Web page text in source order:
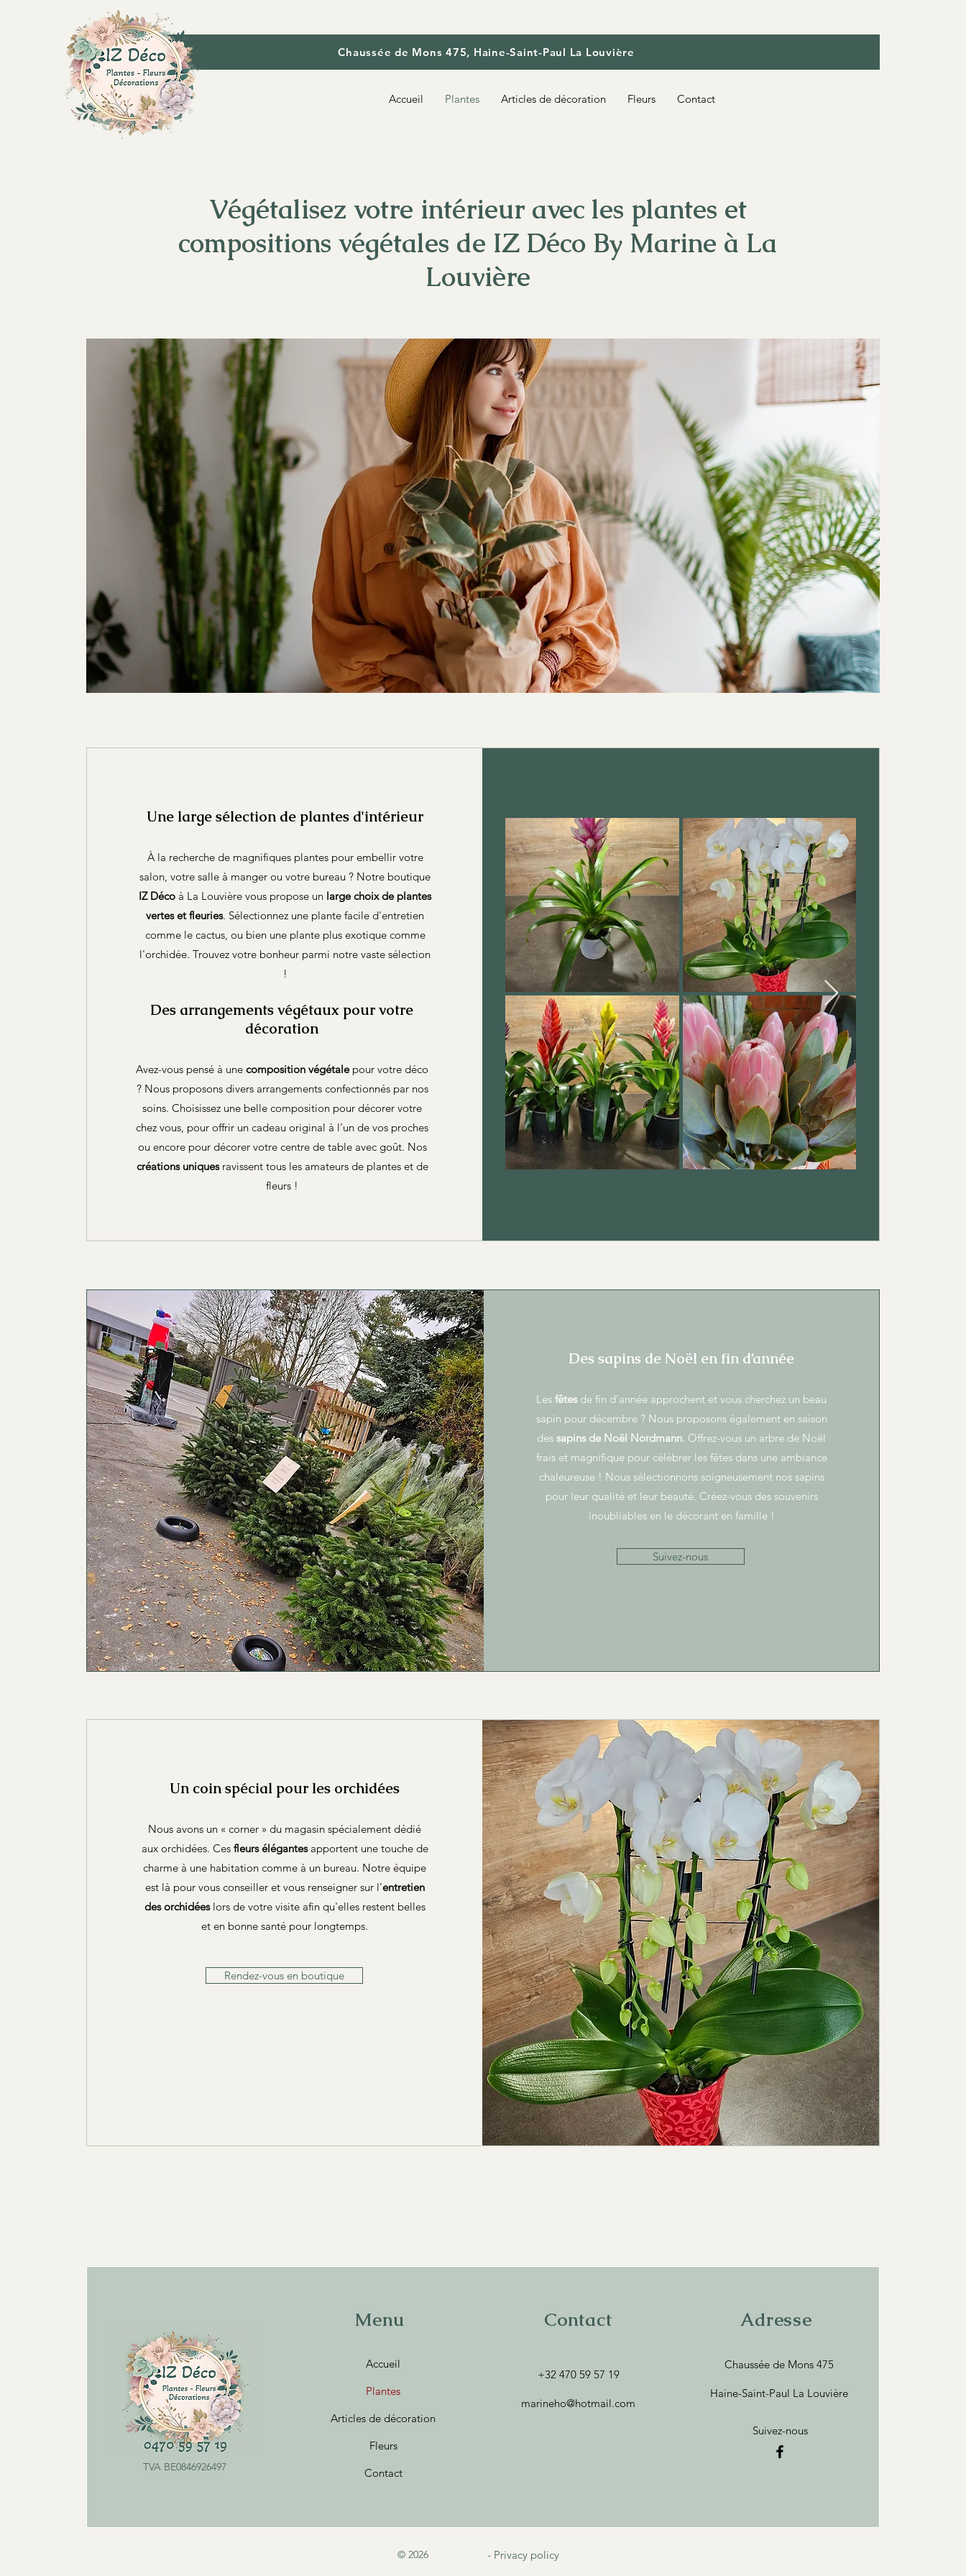
Chaussée de Mons 475, Haine-Saint-Paul La Louvière
Accueil Plantes Articles de décoration Fleurs Contact
Végétalisez votre intérieur avec les plantes et
compositions végétales de IZ Déco By Marine à La
Louvière
Une large sélection de plantes d'intérieur
À la recherche de magnifiques plantes pour embellir votre
salon, votre salle à manger ou votre bureau ? Notre boutique
IZ Déco à La Louvière vous propose un large choix de plantes
vertes et fleuries. Sélectionnez une plante facile d'entretien
comme le cactus, ou bien une plante plus exotique comme
l'orchidée. Trouvez votre bonheur parmi notre vaste sélection
!
Des arrangements végétaux pour votre
décoration
Avez-vous pensé à unecomposition végétalepour votre déco
? Nous proposons divers arrangements confectionnés par nos
soins. Choisissez une belle composition pour décorer votre
chez vous, pour offrir un cadeau original à l’un de vos proches
ou encore pour décorer votre centre de table avec goût. Nos
créations uniquesravissent tous les amateurs de plantes et de
fleurs !
Des sapins de Noël en fin d’année
Lesfêtes de fin d’année approchent et vous cherchez un beau
sapin pour décembre ? Nous proposons également en saison
dessapins de Noël Nordmann. Offrez-vous un arbre de Noël
frais et magnifique pour célébrer les fêtes dans une ambiance
chaleureuse ! Nous sélectionnons soigneusement nos sapins
pour leur qualité et leur beauté. Créez-vous des souvenirs
inoubliables en le décorant en famille !
Suivez-nous
Un coin spécial pour les orchidées
Nous avons un « corner » du magasin spécialement dédié
aux orchidées. Ces fleurs élégantesapportent une touche de
charme à une habitation comme à un bureau. Notre équipe
est là pour vous conseiller et vous renseigner sur l’entretien
des orchidéeslors de votre visite afin qu'elles restent belles
et en bonne santé pour longtemps.
Rendez-vous en boutique
TVA BE0846926497
Menu
Accueil
Plantes
Articles de décoration
Fleurs
Contact
Contact
+32 470 59 57 19
marineho@hotmail.com
Adresse
Chaussée de Mons 475
Haine-Saint-Paul La Louvière
Suivez-nous
© 2026 - Privacy policy